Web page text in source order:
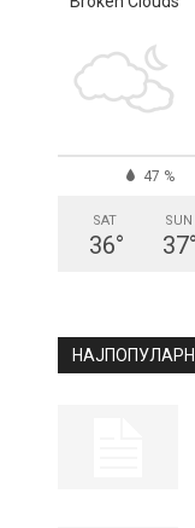
47 %
SAT
36°
SUN
37°